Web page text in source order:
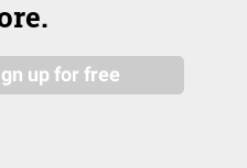
up for free